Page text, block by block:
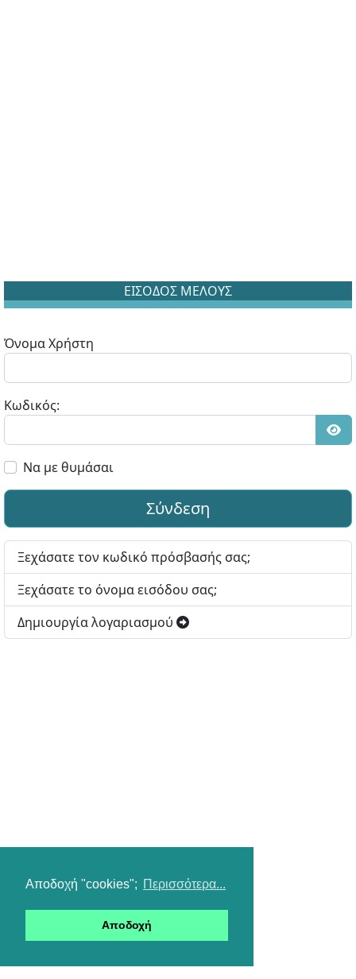
Αποδοχή "cookies"; Περισσότερα...
Αποδοχή
ΕΙΣΟΔΟΣ ΜΕΛΟΥΣ
Όνομα Χρήστη
Κωδικός:
Να με θυμάσαι
Σύνδεση
Ξεχάσατε τον κωδικό πρόσβασής σας;
Ξεχάσατε το όνομα εισόδου σας;
Δημιουργία λογαριασμού